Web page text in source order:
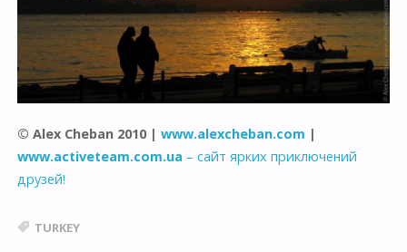
© Alex Cheban 2010 | www.alexcheban.com |
www.activeteam.com.ua – сайт ярких приключений
друзей!
TURKEY